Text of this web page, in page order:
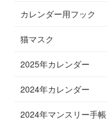
カレンダー用フック
猫マスク
2025年カレンダー
2024年カレンダー
2024年マンスリー手帳